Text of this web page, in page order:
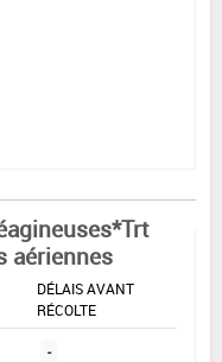
aériennes
DÉLAIS AVANT
RÉCOLTE
-